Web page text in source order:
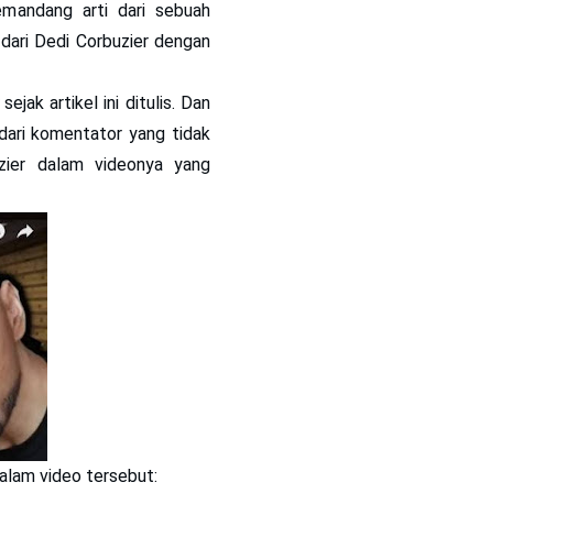
arti dari sebuah
Dedi Corbuzier dengan
artikel ini ditulis. Dan
komentator yang tidak
dalam videonya yang
video tersebut: